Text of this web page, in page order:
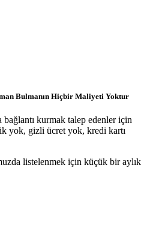
Bulmanın Hiçbir Maliyeti Yoktur
kurmak talep edenler için
yok, gizli ücret yok, kredi kartı
listelenmek için küçük bir aylık